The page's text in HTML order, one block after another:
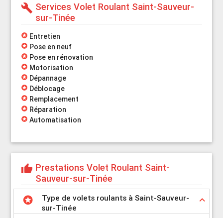
build Services Volet Roulant Saint-Sauveur-
sur-Tinée
stars Entretien
stars Pose en neuf
stars Pose en rénovation
stars Motorisation
stars Dépannage
stars Déblocage
stars Remplacement
stars Réparation
stars Automatisation
thumb_up Prestations Volet Roulant Saint-
Sauveur-sur-Tinée
stars keyboard_arrow_up
Type de volets roulants à Saint-Sauveur-
sur-Tinée